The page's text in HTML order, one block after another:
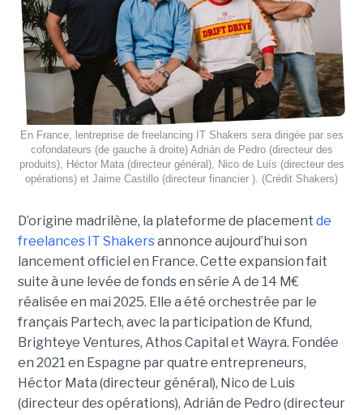
En France, lentreprise de freelancing IT Shakers sera dirigée par ses
cofondateurs (de gauche à droite) Adrián de Pedro (directeur des
produits), Héctor Mata (directeur général), Nico de Luís (directeur des
opérations) et Jaime Castillo (directeur financier ). (Crédit Shakers)
D’origine madrilène, la plateforme de placement de
freelances IT Shakersannonce aujourd’hui son
lancement officiel en France. Cette expansion fait
suite à une levée de fonds en série A de 14 M€
réalisée en mai 2025. Elle a été orchestrée par le
français Partech, avec la participation de Kfund,
Brighteye Ventures, Athos Capital et Wayra. Fondée
en 2021 en Espagne par quatre entrepreneurs,
Héctor Mata (directeur général), Nico de Luis
(directeur des opérations), Adrián de Pedro (directeur